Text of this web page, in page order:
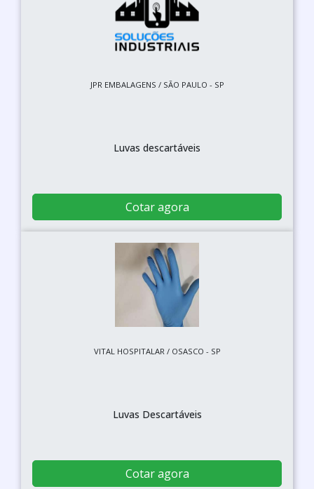
JPR EMBALAGENS / SÃO PAULO - SP
Luvas descartáveis
Cotar agora
VITAL HOSPITALAR / OSASCO - SP
Luvas Descartáveis
Cotar agora